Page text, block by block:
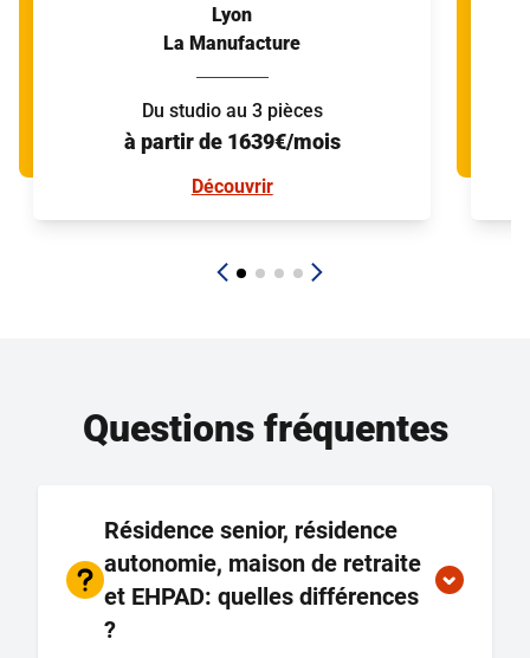
Lyon
La Manufacture
Du studio au 3 pièces
à partir de 1639€/mois
Découvrir
Questions fréquentes
Résidence senior, résidence
autonomie, maison de retraite
et EHPAD: quelles différences
?